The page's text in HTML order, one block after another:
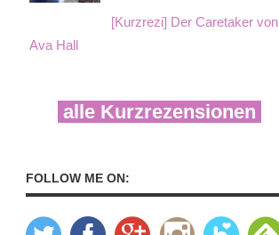
[Kurzrezi] Der Caretaker von
Ava Hall
alle Kurzrezensionen
FOLLOW ME ON: